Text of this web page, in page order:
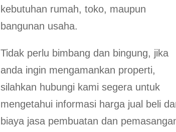
kebutuhan rumah, toko, maupun
bangunan usaha.
Tidak perlu bimbang dan bingung, jika
anda ingin mengamankan properti,
silahkan hubungi kami segera untuk
mengetahui informasi harga jual beli
biaya jasa pembuatan dan